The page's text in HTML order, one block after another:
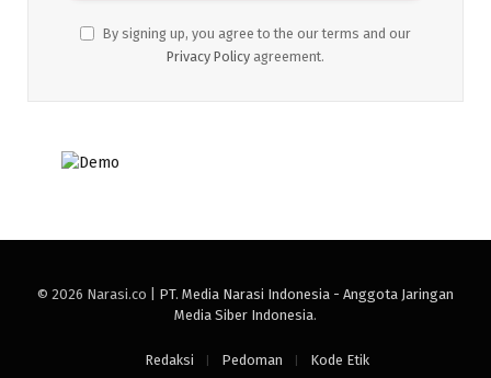
By signing up, you agree to the our terms and our
Privacy Policy agreement.
© 2026 Narasi.co | PT. Media Narasi Indonesia - Anggota Jaringan
Media Siber Indonesia.
Redaksi Pedoman Kode Etik